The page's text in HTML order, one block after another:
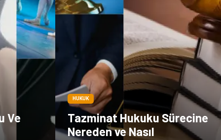
Ve
HUKUK
Tazminat Hukuku Sürecine
Nereden ve Nasıl